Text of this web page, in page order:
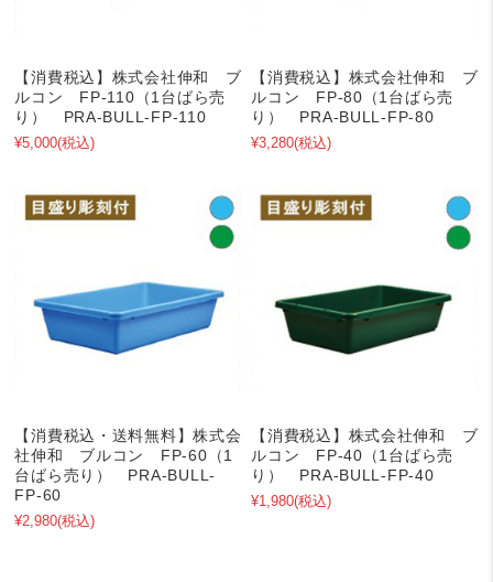
【消費税込】株式会社伸和 ブ
ルコン FP-110（1台ばら売
り） PRA-BULL-FP-110
¥5,000(税込)
【消費税込】株式会社伸和 ブ
ルコン FP-80（1台ばら売
り） PRA-BULL-FP-80
¥3,280(税込)
【消費税込・送料無料】株式会
社伸和 ブルコン FP-60（1
台ばら売り） PRA-BULL-
FP-60
¥2,980(税込)
【消費税込】株式会社伸和 ブ
ルコン FP-40（1台ばら売
り） PRA-BULL-FP-40
¥1,980(税込)